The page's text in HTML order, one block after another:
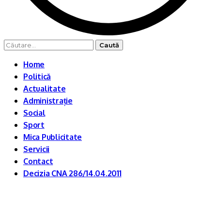
Caută
Home
Politică
Actualitate
Administrație
Social
Sport
Mica Publicitate
Servicii
Contact
Decizia CNA 286/14.04.2011